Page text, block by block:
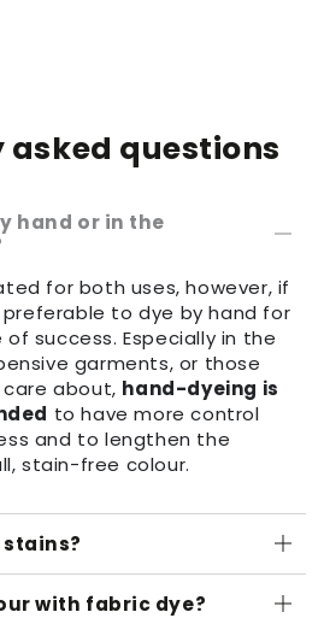
asked questions
hand or in the
for both uses, however, if
to dye by hand for
success. Especially in the
garments, or those
about, hand-dyeing is
to have more control
and to lengthen the
stain-free colour.
with fabric dye?